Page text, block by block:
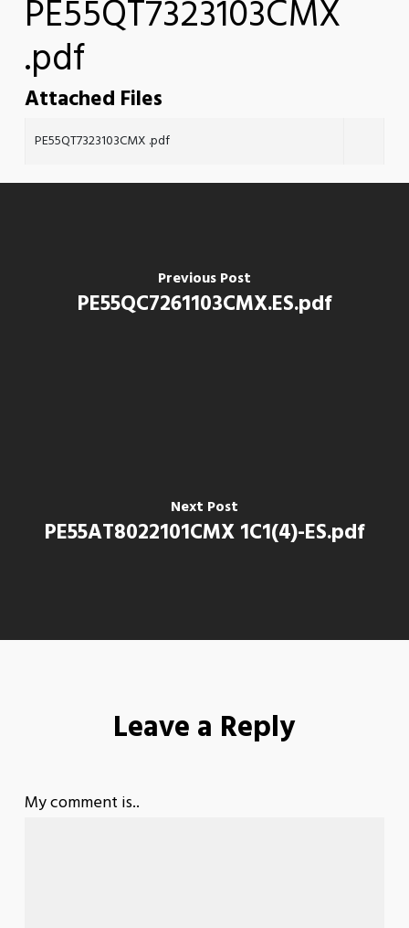
PE55QT7323103CMX
.pdf
Attached Files
PE55QT7323103CMX .pdf
Previous Post
PE55QC7261103CMX.ES.pdf
Next Post
PE55AT8022101CMX 1C1(4)-ES.pdf
Leave a Reply
My comment is..